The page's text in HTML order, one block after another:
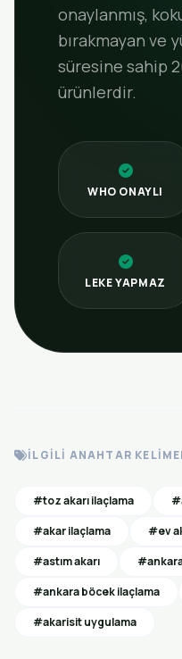
onaylanmış,
bırakmayan ve
süresine sahip
ürünlerdir.
WHO ONAYLI
LEKE YAPMAZ
İLGILI ANAHTAR
#toz akarı ilaçlama
#akar ilaçlama
#ev
#astım akarı
#ankara böcek ilaçlama
#akarisit uygulama